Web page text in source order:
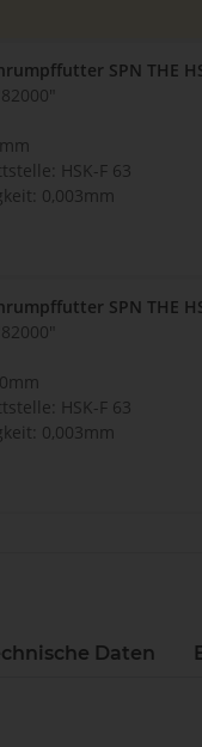
SPN THE
HSK-F 63
0,003mm
SPN THE
HSK-F 63
0,003mm
Daten